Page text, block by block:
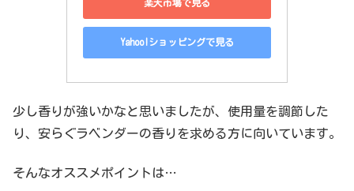
楽天市場で見る
Yahoo!ショッピングで見る
少し香りが強いかなと思いましたが、使用量を調節した
り、安らぐラベンダーの香りを求める方に向いています。
そんなオススメポイントは…